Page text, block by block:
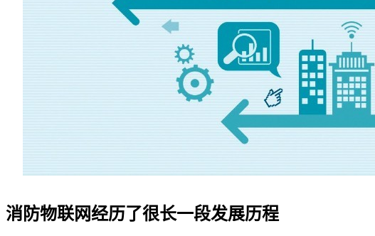
消防物联网经历了很长一段发展历程